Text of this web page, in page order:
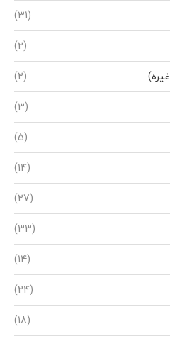
(31)
(2)
(2)
(3)
(5)
(14)
(27)
(33)
(14)
(24)
(18)